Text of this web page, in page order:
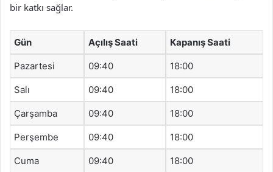
bir katkı sağlar.
Gün Açılış Saati Kapanış Saati
Pazartesi 09:40 18:00
Salı 09:40 18:00
Çarşamba 09:40 18:00
Perşembe 09:40 18:00
Cuma 09:40 18:00